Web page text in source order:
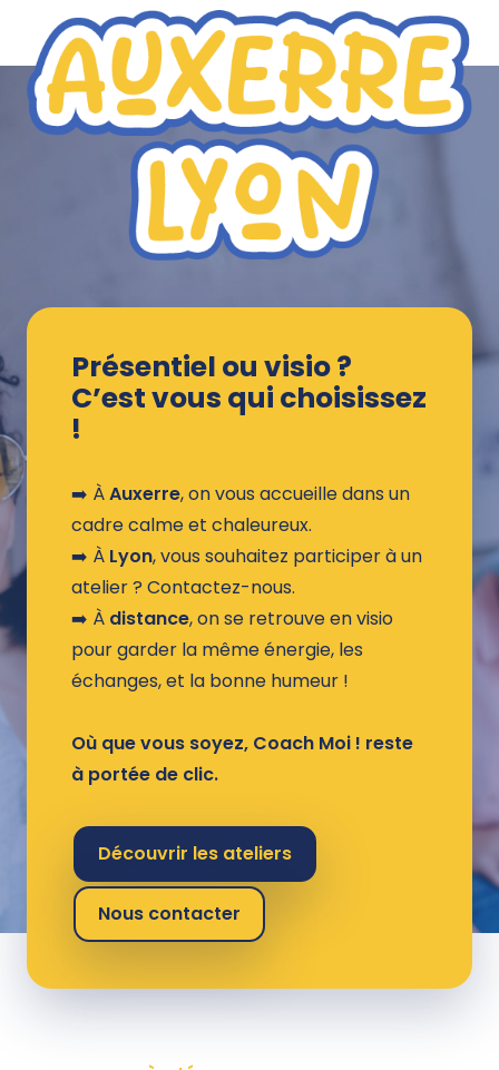
Présentiel ou visio ?
C’est vous qui choisissez
!
➡️​ ÀAuxerre, on vous accueille dans un
cadre calme et chaleureux.
➡️​ À Lyon, vous souhaitez participer à un
atelier ? Contactez-nous.
➡️​ À distance, on se retrouve en visio
pour garder la même énergie, les
échanges, et la bonne humeur !
Où que vous soyez, Coach Moi ! reste
à portée de clic.
Découvrir les ateliers
Nous contacter